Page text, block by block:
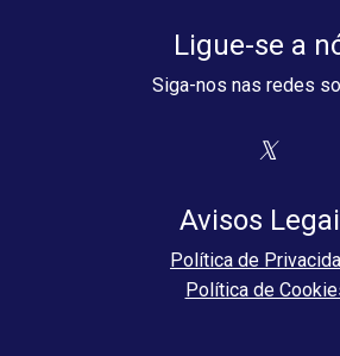
Ligue-se a
Siga-nos nas redes
Avisos
Política de
Política de